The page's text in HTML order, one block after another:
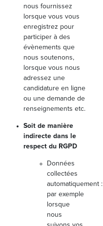
nous fournissez
lorsque vous vous
enregistrez pour
participer à des
évènements que
nous soutenons,
lorsque vous nous
adressez une
candidature en ligne
ou une demande de
renseignements etc.
Soit de manière
indirecte dans le
respect du RGPD
Données
collectées
automatiquement :
par exemple
lorsque
nous